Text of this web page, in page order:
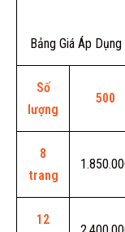
Bảng Giá Áp
Số
lượng
500
8
trang
12